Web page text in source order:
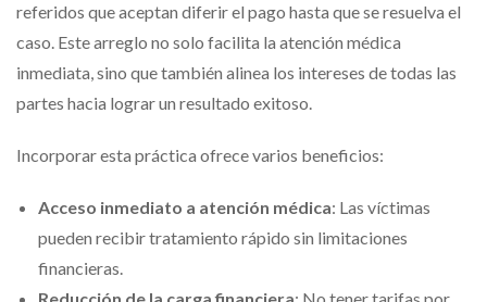
referidos que aceptan diferir el pago hasta que se resuelva el
caso. Este arreglo no solo facilita la atención médica
inmediata, sino que también alinea los intereses de todas las
partes hacia lograr un resultado exitoso.
Incorporar esta práctica ofrece varios beneficios:
Acceso inmediato a atención médica: Las víctimas
pueden recibir tratamiento rápido sin limitaciones
financieras.